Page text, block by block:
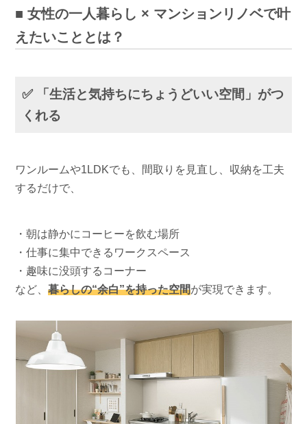
■ 女性の一人暮らし × マンションリノベで叶
えたいこととは？
✅ 「生活と気持ちにちょうどいい空間」がつ
くれる
ワンルームや1LDKでも、間取りを見直し、収納を工夫
するだけで、
・朝は静かにコーヒーを飲む場所
・仕事に集中できるワークスペース
・趣味に没頭するコーナー
など、暮らしの“余白”を持った空間が実現できます。